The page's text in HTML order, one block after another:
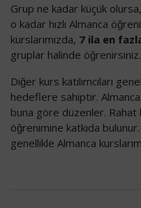
Grup ne kadar küçük
o kadar hızlı Almanca
kurslarımızda, 7 ila en
gruplar halinde öğrenirsiniz.
Diğer kurs katılımcıları
hedeflere sahiptir.
buna göre düzenler. Rahat
öğrenimine katkıda
genellikle Almanca